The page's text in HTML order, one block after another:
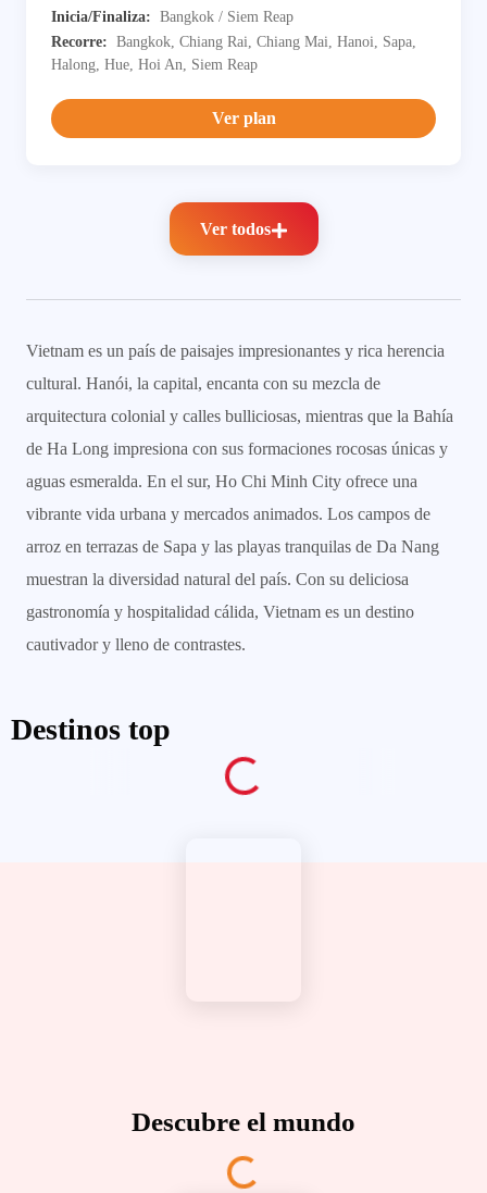
Inicia/Finaliza: Bangkok / Siem Reap
Recorre: Bangkok, Chiang Rai, Chiang Mai, Hanoi, Sapa,
Halong, Hue, Hoi An, Siem Reap
Ver plan
Ver todos
Vietnam es un país de paisajes impresionantes y rica herencia
cultural. Hanói, la capital, encanta con su mezcla de
arquitectura colonial y calles bulliciosas, mientras que la Bahía
de Ha Long impresiona con sus formaciones rocosas únicas y
aguas esmeralda. En el sur, Ho Chi Minh City ofrece una
vibrante vida urbana y mercados animados. Los campos de
arroz en terrazas de Sapa y las playas tranquilas de Da Nang
muestran la diversidad natural del país. Con su deliciosa
gastronomía y hospitalidad cálida, Vietnam es un destino
cautivador y lleno de contrastes.
Destinos top
Descubre el mundo